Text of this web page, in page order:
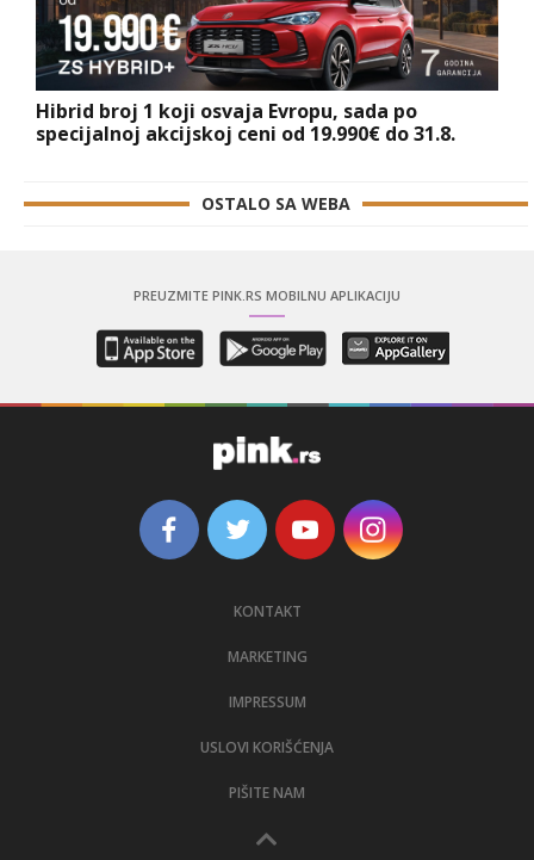
Hibrid broj 1 koji osvaja Evropu, sada po
specijalnoj akcijskoj ceni od 19.990€ do 31.8.
OSTALO SA WEBA
PREUZMITE PINK.RS MOBILNU APLIKACIJU
KONTAKT
MARKETING
IMPRESSUM
USLOVI KORIŠĆENJA
PIŠITE NAM